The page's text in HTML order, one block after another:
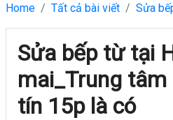
Home Tất cả bài viết Sửa
Sửa bếp từ tại
mai_Trung
tín 15p là có